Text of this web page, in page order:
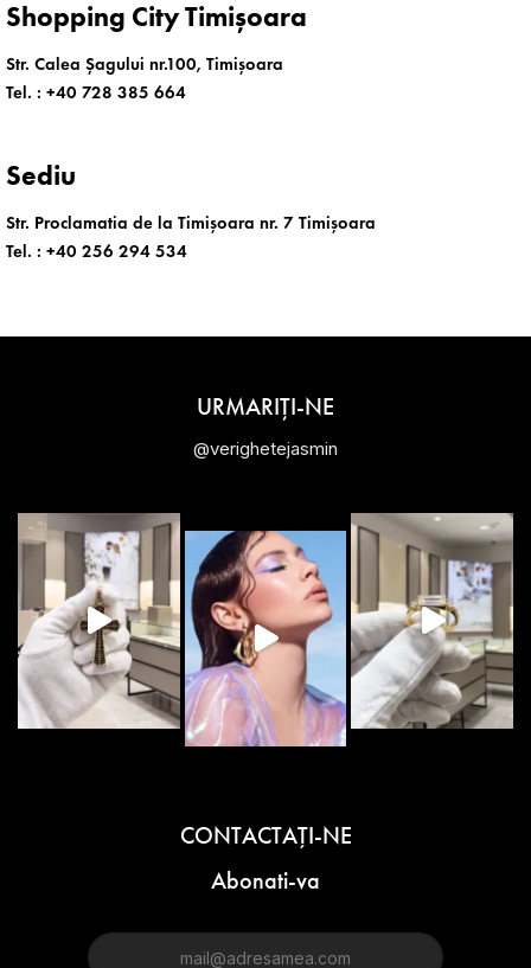
Shopping City Timișoara
Str. Calea Șagului nr.100, Timișoara
Tel. : +40 728 385 664
Sediu
Str. Proclamatia de la Timișoara nr. 7 Timișoara
Tel. : +40 256 294 534
URMARIȚI-NE
@verighetejasmin
CONTACTAŢI-NE
Abonati-va